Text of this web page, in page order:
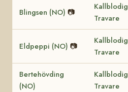
Blingsen (NO) 📷
Kallblodig
Travare
Eldpeppi (NO) 📷
Kallblodig
Travare
Bertehövding
(NO)
Kallblodig
Travare